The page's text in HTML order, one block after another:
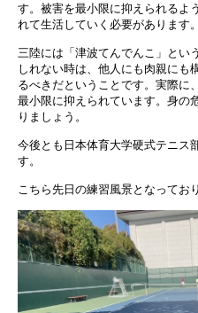
す。被害を最小限に抑えられるよ
れて生活していく必要があります。
三陸には「津波てんでんこ」とい
しれない時は、他人にも肉親にも
るべきだということです。実際に
最小限に抑えられています。身の
りましょう。
今後とも日本体育大学硬式テニス
す。
こちら先日の練習風景となってお